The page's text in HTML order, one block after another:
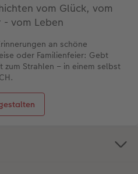
vom Glück, vom
- vom Leben
an schöne
oder Familienfeier: Gebt
Strahlen – in einem selbst